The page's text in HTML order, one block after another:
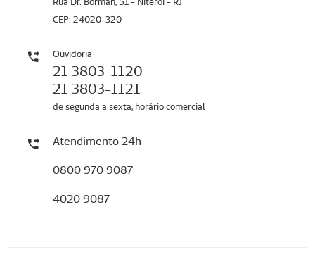
CEP: 24020-320
Ouvidoria
21 3803-1120
21 3803-1121
de segunda a sexta, horário comercial
Atendimento 24h
0800 970 9087
4020 9087